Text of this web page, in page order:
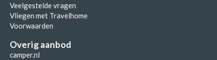
Veelgestelde vragen
Vliegen met Travelhome
Voorwaarden
Overig aanbod
camper.nl